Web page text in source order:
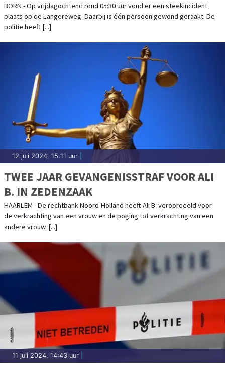
BORN - Op vrijdagochtend rond 05:30 uur vond er een steekincident
plaats op de Langereweg. Daarbij is één persoon gewond geraakt. De
politie heeft [...]
12 juli 2024, 15:11 uur
TWEE JAAR GEVANGENISSTRAF VOOR ALI
B. IN ZEDENZAAK
HAARLEM - De rechtbank Noord-Holland heeft Ali B. veroordeeld voor
de verkrachting van een vrouw en de poging tot verkrachting van een
andere vrouw. [...]
11 juli 2024, 14:43 uur